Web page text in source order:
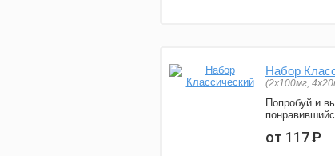
Набор
(2x100мг,
Попробуй и
от 117Р